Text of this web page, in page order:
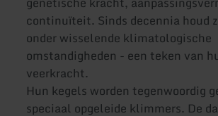
continuïteit. Sinds decennia houd
onder wisselende klimatologische
omstandigheden - een teken van
veerkracht.
Hun kegels worden tegenwoordig
speciaal opgeleide klimmers. De